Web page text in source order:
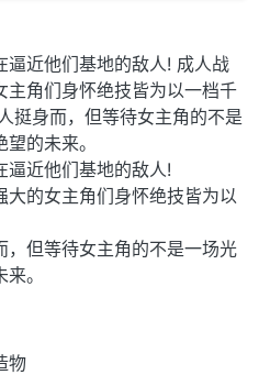
逼近他们基地的敌人! 成人战
主角们身怀绝技皆为以一档千
挺身而，但等待女主角的不是
的未来。
逼近他们基地的敌人!
的女主角们身怀绝技皆为以
，但等待女主角的不是一场光
。
物